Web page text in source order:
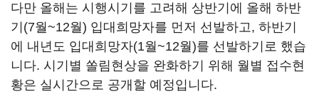
다만 올해는 시행시기를 고려해 상반기에 올해 하반
기(7월~12월) 입대희망자를 먼저 선발하고, 하반기
에 내년도 입대희망자(1월~12월)를 선발하기로 했습
니다. 시기별 쏠림현상을 완화하기 위해 월별 접수현
황은 실시간으로 공개할 예정입니다.